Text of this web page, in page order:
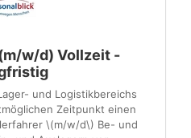
w/d) Vollzeit -
und Logistikbereichs
Zeitpunkt einen
\(m/w/d\) Be- und